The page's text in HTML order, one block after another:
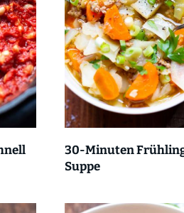
30-Minuten
Suppe